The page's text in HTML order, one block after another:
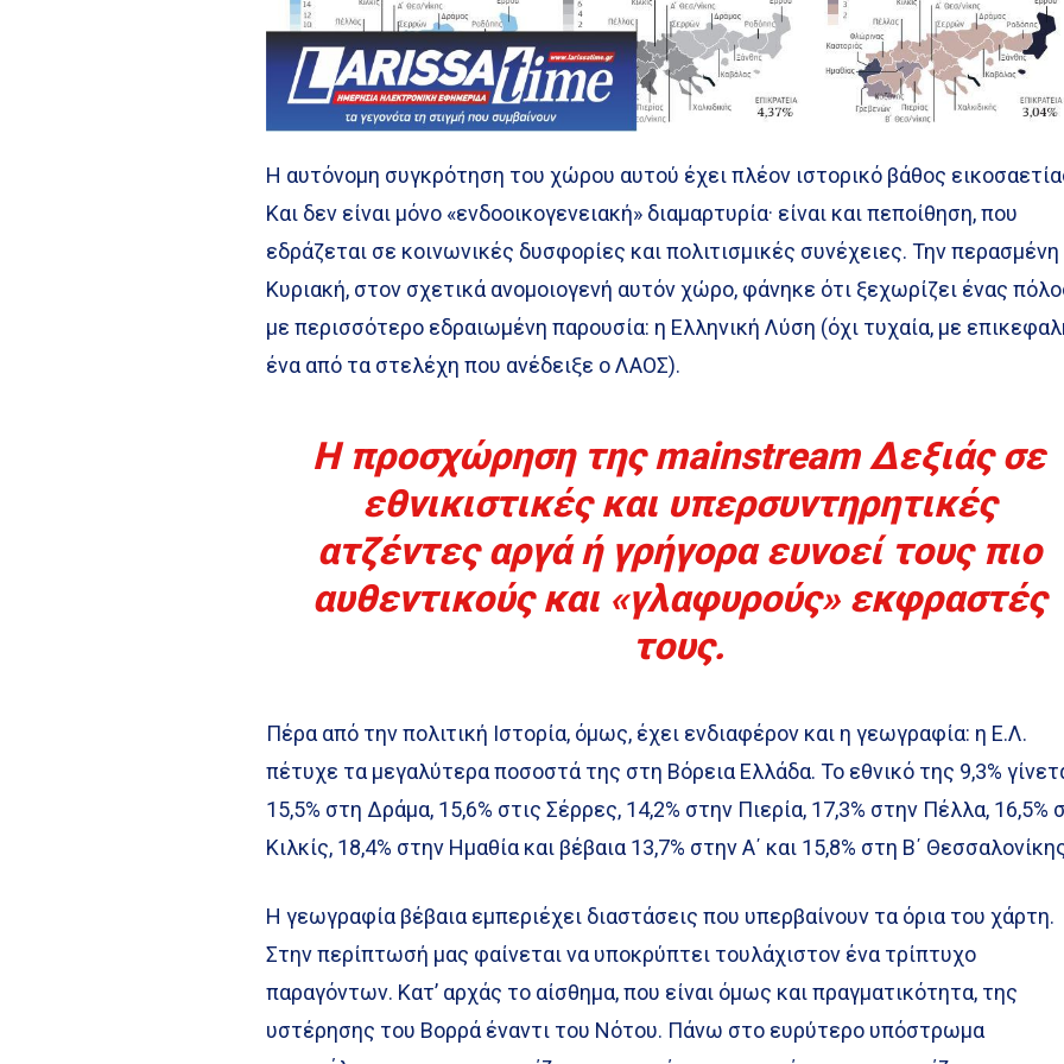
Η αυτόνομη συγκρότηση του χώρου αυτού έχει πλέον ιστορικό βάθος
Και δεν είναι μόνο «ενδοοικογενειακή» διαμαρτυρία· είναι και πεποίθηση, που
εδράζεται σε κοινωνικές δυσφορίες και πολιτισμικές συνέχειες. Την περασμένη
Κυριακή, στον σχετικά ανομοιογενή αυτόν χώρο, φάνηκε ότι ξεχωρίζει ένας
με περισσότερο εδραιωμένη παρουσία: η Ελληνική Λύση (όχι τυχαία, με
ένα από τα στελέχη που ανέδειξε ο ΛΑΟΣ).
H προσχώρηση της mainstream Δεξιάς σε
εθνικιστικές και υπερσυντηρητικές
ατζέντες αργά ή γρήγορα ευνοεί τους πιο
αυθεντικούς και «γλαφυρούς» εκφραστές
τους.
Πέρα από την πολιτική Ιστορία, όμως, έχει ενδιαφέρον και η γεωγραφία: η Ε.Λ.
πέτυχε τα μεγαλύτερα ποσοστά της στη Βόρεια Ελλάδα. Το εθνικό της 9,3%
15,5% στη Δράμα, 15,6% στις Σέρρες, 14,2% στην Πιερία, 17,3% στην Πέλλα, 16,5%
Κιλκίς, 18,4% στην Ημαθία και βέβαια 13,7% στην Α΄ και 15,8% στη Β΄
Η γεωγραφία βέβαια εμπεριέχει διαστάσεις που υπερβαίνουν τα όρια του χάρτη.
Στην περίπτωσή μας φαίνεται να υποκρύπτει τουλάχιστον ένα τρίπτυχο
παραγόντων. Κατ’ αρχάς το αίσθημα, που είναι όμως και πραγματικότητα, της
υστέρησης του Βορρά έναντι του Νότου. Πάνω στο ευρύτερο υπόστρωμα